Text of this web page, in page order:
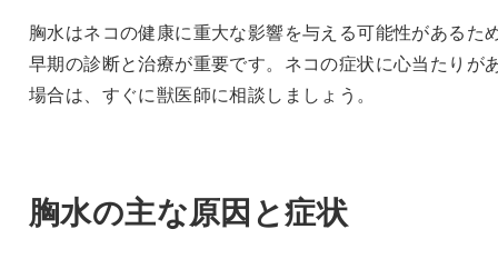
胸水はネコの健康に重大な影響を与える可能性があるた
早期の診断と治療が重要です。ネコの症状に心当たりが
場合は、すぐに獣医師に相談しましょう。
胸水の主な原因と症状